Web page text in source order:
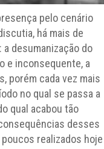
pelo cenário
há mais de
desumanização do
e inconsequente, a
porém cada vez mais
no qual se passa a
qual acabou tão
desses
realizados hoje